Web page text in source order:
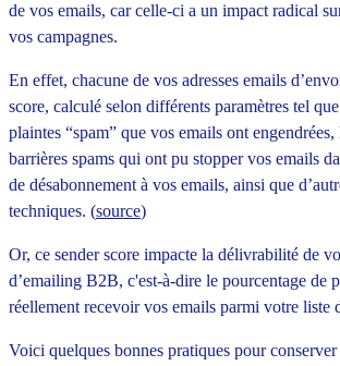
de vos emails, car celle-ci a un impact radical
vos campagnes.
En effet, chacune de vos adresses emails
score, calculé selon différents paramètres tel
plaintes “spam” que vos emails ont
barrières spams qui ont pu stopper vos emails
de désabonnement à vos emails, ainsi que
techniques. (source)
Or, ce sender score impacte la délivrabilité de
d’emailing B2B, c'est-à-dire le pourcentage de
réellement recevoir vos emails parmi votre liste
Voici quelques bonnes pratiques pour